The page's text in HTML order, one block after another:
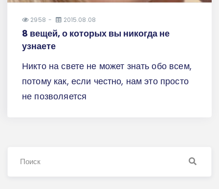
2958 2015.08.08
8 вещей, о которых вы никогда не
узнаете
Никто на свете не может знать обо всем,
потому как, если честно, нам это просто
не позволяется